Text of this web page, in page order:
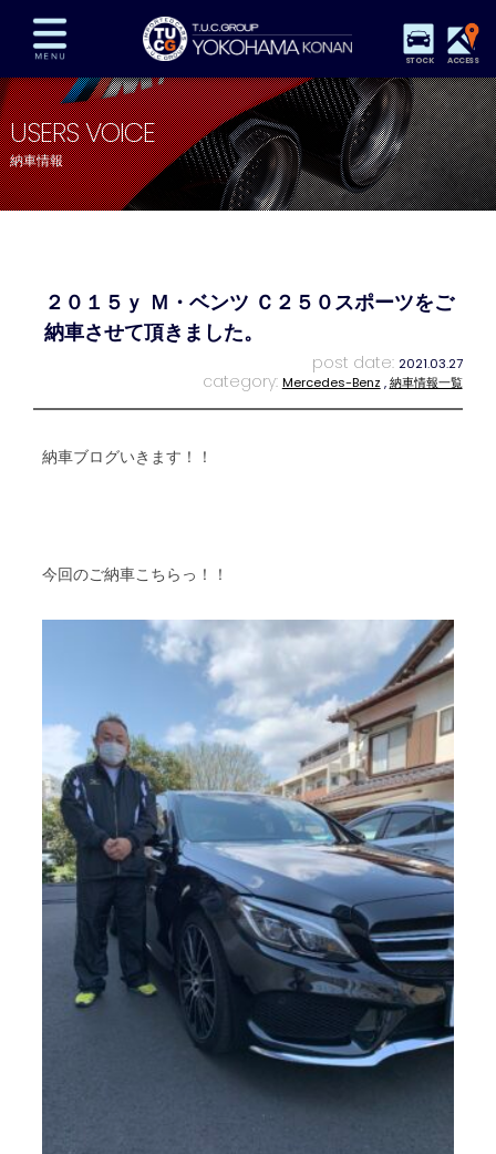
STOCK ACCESS
在庫車両情報 保証&サービス パーツリスト
TUCとは？ 店舗情報 アクセスマップ
全国納車 特別作業 注文販売
プライバシーポリシー スタッフblog
USERS VOICE
納車情報
２０１５ｙ Ｍ・ベンツ Ｃ２５０スポーツをご
納車させて頂きました。
post date: 2021.03.27
category: Mercedes-Benz ,納車情報一覧
納車ブログいきます！！
今回のご納車こちらっ！！